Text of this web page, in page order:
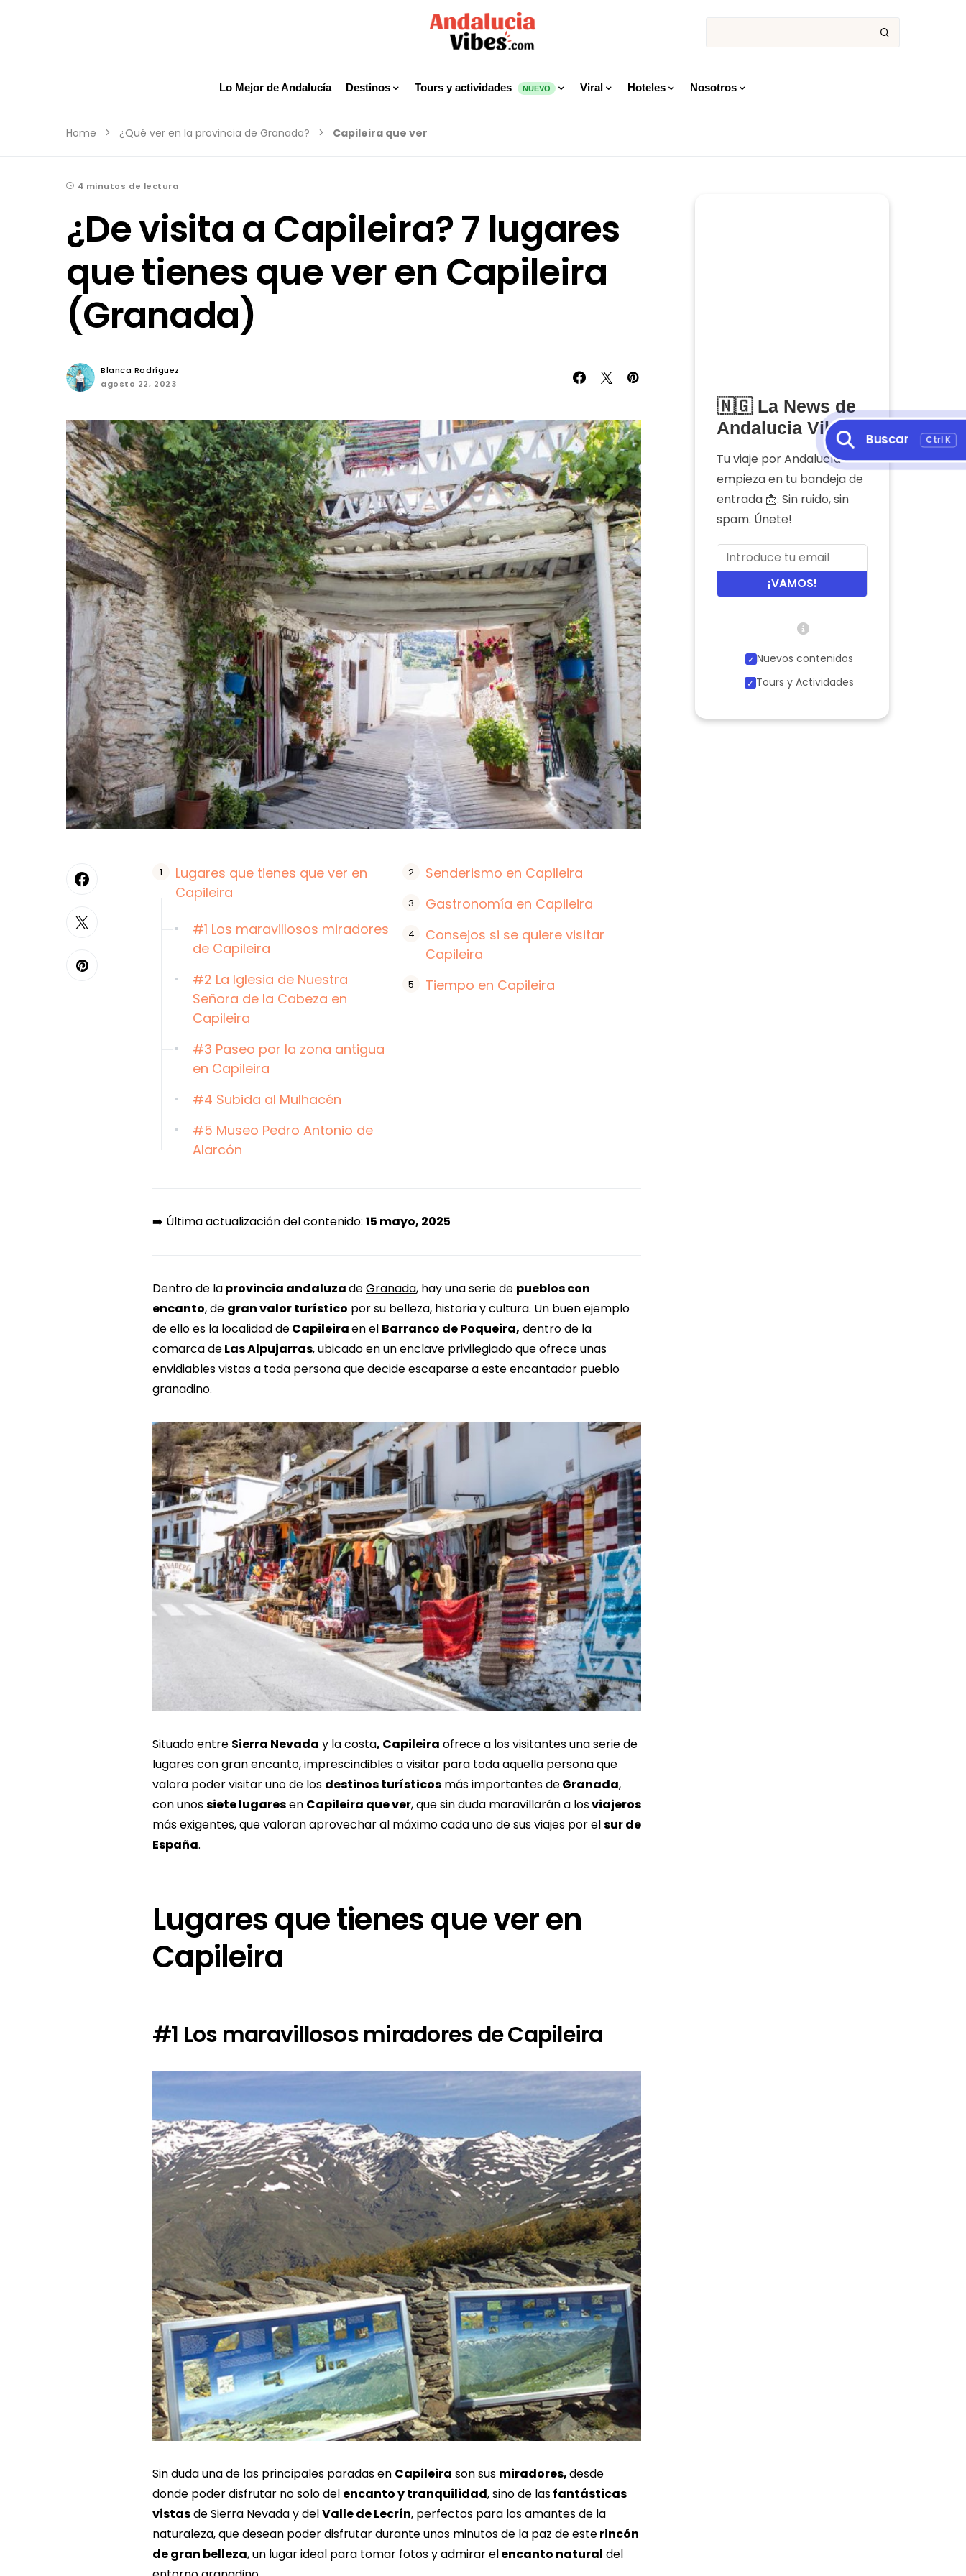
Lo Mejor de Andalucía Destinos Tours y actividades NUEVO Viral Hoteles Nosotros
Home ¿Qué ver en la provincia de Granada? Capileira que ver
4 minutos de lectura
¿De visita a Capileira? 7 lugares
que tienes que ver en Capileira
(Granada)
Blanca Rodríguez
agosto 22, 2023
Lugares que tienes que ver en
Capileira
#1 Los maravillosos miradores
de Capileira
#2 La Iglesia de Nuestra
Señora de la Cabeza en
Capileira
#3 Paseo por la zona antigua
en Capileira
#4 Subida al Mulhacén
#5 Museo Pedro Antonio de
Alarcón
Senderismo en Capileira
Gastronomía en Capileira
Consejos si se quiere visitar
Capileira
Tiempo en Capileira
➡️ Última actualización del contenido: 15 mayo, 2025
Dentro de laprovincia andaluzadeGranada, hay una serie de pueblos con
encanto, de gran valor turístico por su belleza, historia y cultura. Un buen ejemplo
de ello es la localidad deCapileiraen el Barranco de Poqueira, dentro de la
comarca deLas Alpujarras, ubicado en un enclave privilegiado que ofrece unas
envidiables vistas a toda persona que decide escaparse a este encantador pueblo
granadino.
Situado entre Sierra Nevada y la costa, Capileira ofrece a los visitantes una serie de
lugares con gran encanto, imprescindibles a visitar para toda aquella persona que
valora poder visitar uno de los destinos turísticos más importantes deGranada,
con unossiete lugaresen Capileira que ver, que sin duda maravillarán a losviajeros
más exigentes, que valoran aprovechar al máximo cada uno de sus viajes por elsur de
España.
Lugares que tienes que ver en
Capileira
#1 Los maravillosos miradores de Capileira
Sin duda una de las principales paradas en Capileira son sus miradores,desde
donde poder disfrutar no solo del encanto y tranquilidad, sino de lasfantásticas
vistasde Sierra Nevada y delValle de Lecrín, perfectos para los amantes de la
naturaleza, que desean poder disfrutar durante unos minutos de la paz de esterincón
de gran belleza, un lugar ideal para tomar fotos y admirar elencanto natural del
🇳🇬 La News de
Andalucia Vibes
Tu viaje por Andalucía
empieza en tu bandeja de
entrada 📩. Sin ruido, sin
spam. Únete!
¡VAMOS!
Nuevos contenidos
Tours y Actividades
Buscar Ctrl K